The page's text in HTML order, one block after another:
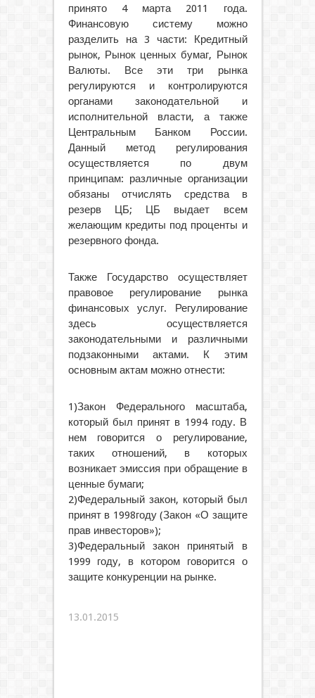
принято 4 марта 2011 года.
Финансовую систему можно
разделить на 3 части: Кредитный
рынок, Рынок ценных бумаг, Рынок
Валюты. Все эти три рынка
регулируются и контролируются
органами законодательной и
исполнительной власти, а также
Центральным Банком России.
Данный метод регулирования
осуществляется по двум
принципам: различные организации
обязаны отчислять средства в
резерв ЦБ; ЦБ выдает всем
желающим кредиты под проценты и
резервного фонда.
Также Государство осуществляет
правовое регулирование рынка
финансовых услуг. Регулирование
здесь осуществляется
законодательными и различными
подзаконными актами. К этим
основным актам можно отнести:
1)Закон Федерального масштаба,
который был принят в 1994 году. В
нем говорится о регулирование,
таких отношений, в которых
возникает эмиссия при обращение в
ценные бумаги;
2)Федеральный закон, который был
принят в 1998году (Закон «О защите
прав инвесторов»);
3)Федеральный закон принятый в
1999 году, в котором говорится о
защите конкуренции на рынке.
13.01.2015